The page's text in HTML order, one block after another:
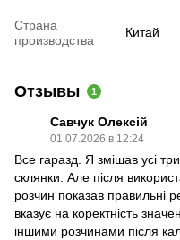
Страна
производства
Китай
Отзывы 1
Савчук Олексій
01.07.2026 в 12:24
Все гаразд. Я змішав усі
склянки. Але після
розчин показав правильні
вказує на коректність
іншими розчинами після